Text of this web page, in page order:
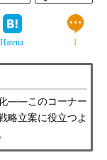
Hatena 1
――このコーナー
略立案に役立つよ